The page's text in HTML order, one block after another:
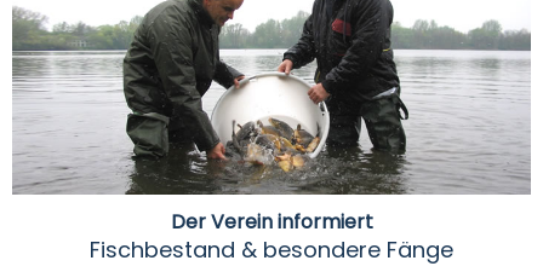
Der Verein informiert
Fischbestand & besondere Fänge